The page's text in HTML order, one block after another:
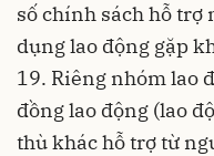
số chính sách hỗ trợ
dụng lao động gặp
19. Riêng nhóm lao
đồng lao động (lao
thù khác hỗ trợ từ